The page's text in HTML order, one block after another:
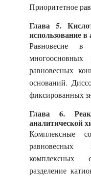
Приоритетное
Глава 5.
использование
Равновесие
равновесных
оснований.
фиксированных
Глава 6.
аналитической
Комплексные
равновесных
комплексных
разделение